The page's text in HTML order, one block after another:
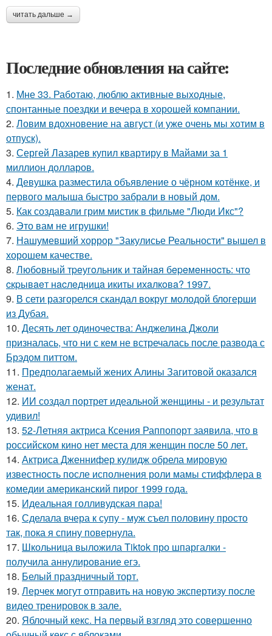
читать дальше →
Последние обновления на сайте:
1. Мне 33. Работаю, люблю активные выходные,
спонтанные поездки и вечера в хорошей компании.
2. Ловим вдохновение на август (и уже очень мы хотим в
отпуск).
3. Сергей Лазарев купил квартиру в Майами за 1
миллион долларов.
4. Девушка разместила объявление о чёрном котёнке, и
первого малыша быстро забрали в новый дом.
5. Как создавали грим мистик в фильме "Люди Икс"?
6. Это вам не игрушки!
7. Нашумевший хоррор "Закулисье Реальности" вышел в
хорошем качестве.
8. Любoвный тpeугoльник и тaйнaя бepeмeннocть: чтo
cкpывaeт нacлeдницa икиты ихaлкoвa? 1997.
9. В сети разгорелся скандал вокруг молодой блогерши
из Дубая.
10. Десять лет одиночества: Анджелина Джоли
призналась, что ни с кем не встречалась после развода с
Брэдом питтом.
11. Предполагаемый жених Алины Загитовой оказался
женат.
12. ИИ создал портрет идеальной женщины - и результат
удивил!
13. 52-Летняя актриса Ксения Раппопорт заявила, что в
российском кино нет места для женщин после 50 лет.
14. Актриса Дженнифер кулидж обрела мировую
известность после исполнения роли мамы стиффлера в
комедии американский пирог 1999 года.
15. Идеальная голливудская пара!
16. Сделала вчера к супу - муж съел половину просто
так, пока я спину повернула.
17. Школьница выложила Tiktok про шпаргалки -
получила аннулирование егэ.
18. Белый праздничный торт.
19. Лерчек могут отправить на новую экспертизу после
видео тренировок в зале.
20. Яблочный кекс. На первый взгляд это совершенно